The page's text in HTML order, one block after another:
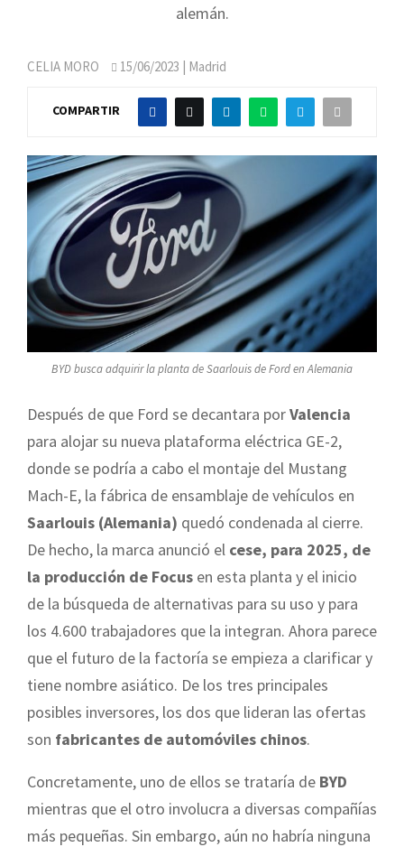
alemán.
CELIA MORO 15/06/2023 | Madrid
COMPARTIR
BYD busca adquirir la planta de Saarlouis de Ford en Alemania
Después de que Ford se decantara porValencia
para alojar su nueva plataforma eléctrica GE-2,
donde se podría a cabo el montaje del Mustang
Mach-E, la fábrica de ensamblaje de vehículos en
Saarlouis (Alemania) quedó condenada al cierre.
De hecho, la marca anunció el cese, para 2025, de
la producción de Focus en esta planta y el inicio
de la búsqueda de alternativas para su uso y para
los 4.600 trabajadores que la integran. Ahora parece
que el futuro de la factoría se empieza a clarificar y
tiene nombre asiático. De los tres principales
posibles inversores, los dos que lideran las ofertas
son fabricantes de automóviles chinos.
Concretamente, uno de ellos se trataría de BYD
mientras que el otro involucra a diversas compañías
más pequeñas. Sin embargo, aún no habría ninguna